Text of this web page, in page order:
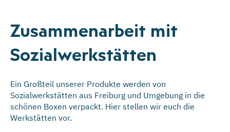
Zusammenarbeit mit
Sozialwerkstätten
Ein Großteil unserer Produkte werden von
Sozialwerkstätten aus Freiburg und Umgebung in die
schönen Boxen verpackt. Hier stellen wir euch die
Werkstätten vor.